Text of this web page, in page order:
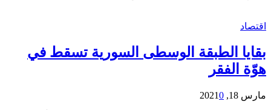
اقتصاد
بقايا الطبقة الوسطى السورية تسقط في
هوّة الفقر
مارس 18, 2021 0